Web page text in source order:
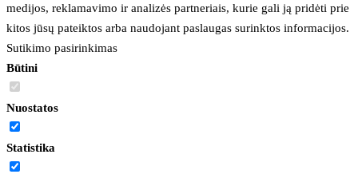
medijos, reklamavimo ir analizės partneriais, kurie gali ją pridėti prie
kitos jūsų pateiktos arba naudojant paslaugas surinktos informacijos.
Sutikimo pasirinkimas
Būtini
Nuostatos
Statistika